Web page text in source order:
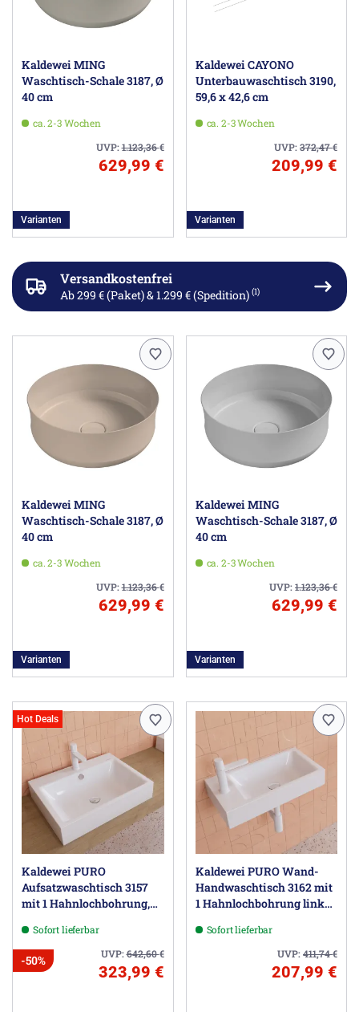
Kaldewei MING
Waschtisch-Schale 3187, Ø
40 cm
ca. 2-3 Wochen
UVP:1.123,36€
629,99 €
Varianten
Kaldewei CAYONO
Unterbauwaschtisch 3190,
59,6 x 42,6 cm
ca. 2-3 Wochen
UVP:372,47€
209,99 €
Varianten
Versandkostenfrei
Ab 299 € (Paket) & 1.299 € (Spedition) (1)
Kaldewei MING
Waschtisch-Schale 3187, Ø
40 cm
ca. 2-3 Wochen
UVP:1.123,36€
629,99 €
Varianten
Kaldewei MING
Waschtisch-Schale 3187, Ø
40 cm
ca. 2-3 Wochen
UVP:1.123,36€
629,99 €
Varianten
Hot Deals
Kaldewei PURO
Aufsatzwaschtisch 3157
mit 1 Hahnlochbohrung,
Sofort lieferbar
UVP:642,60€
-50%
323,99 €
Kaldewei PURO Wand-
Handwaschtisch 3162 mit
1 Hahnlochbohrung links,
Sofort lieferbar
UVP:411,74€
207,99 €